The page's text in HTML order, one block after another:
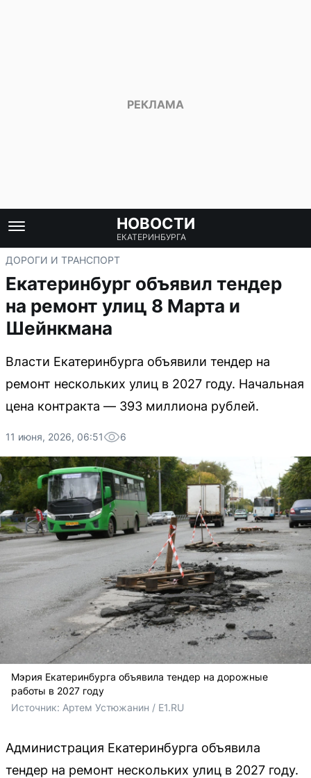
НОВОСТИ
ЕКАТЕРИНБУРГА
ДОРОГИ И ТРАНСПОРТ
Екатеринбург объявил тендер
на ремонт улиц 8 Марта и
Шейнкмана
Власти Екатеринбурга объявили тендер на
ремонт нескольких улиц в 2027 году. Начальная
цена контракта — 393 миллиона рублей.
11 июня, 2026, 06:51 6
Мэрия Екатеринбурга объявила тендер на дорожные
работы в 2027 году
Источник: Артем Устюжанин / E1.RU
Администрация Екатеринбурга объявила
тендер на ремонт нескольких улиц в 2027 году.